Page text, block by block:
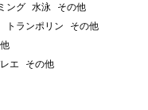
ング 水泳
その他
トランポリン
その他
エ
その他